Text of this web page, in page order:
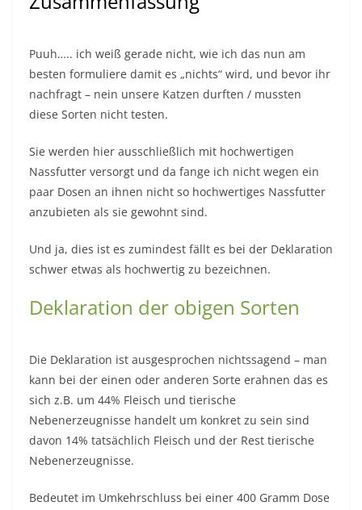
Puuh….. ich weiß gerade nicht, wie ich das nun am
besten formuliere damit es „nichts“ wird, und bevor ihr
nachfragt – nein unsere Katzen durften / mussten
diese Sorten nicht testen.
Sie werden hier ausschließlich mit hochwertigen
Nassfutter versorgt und da fange ich nicht wegen ein
paar Dosen an ihnen nicht so hochwertiges Nassfutter
anzubieten als sie gewohnt sind.
Und ja, dies ist es zumindest fällt es bei der Deklaration
schwer etwas als hochwertig zu bezeichnen.
Deklaration der obigen Sorten
Die Deklaration ist ausgesprochen nichtssagend – man
kann bei der einen oder anderen Sorte erahnen das es
sich z.B. um 44% Fleisch und tierische
Nebenerzeugnisse handelt um konkret zu sein sind
davon 14% tatsächlich Fleisch und der Rest tierische
Nebenerzeugnisse.
Bedeutet im Umkehrschluss bei einer 400 Gramm Dose